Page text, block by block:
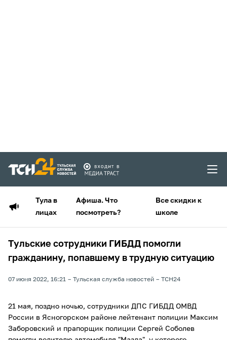
Тула в
лицах
Афиша. Что
посмотреть?
Все скидки к
школе
Тульские сотрудники ГИБДД помогли
гражданину, попавшему в трудную ситуацию
07 июня 2022, 16:21 Тульская служба новостей ТСН24
21 мая, поздно ночью, сотрудники ДПС ГИБДД ОМВД
России в Ясногорском районе лейтенант полиции Максим
Заборовский и прапорщик полиции Сергей Соболев